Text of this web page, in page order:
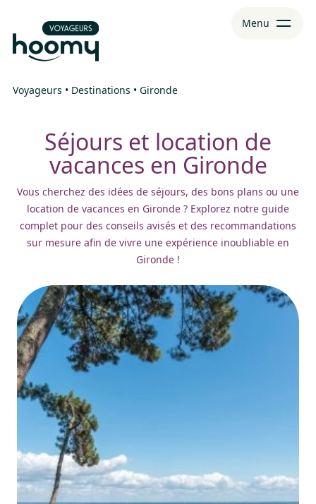
au
menu
contenu
Menu
Voyageurs • Destinations • Gironde
Séjours et location de
vacances en Gironde
Vous cherchez des idées de séjours, des bons plans ou une
location de vacances en Gironde ? Explorez notre guide
complet pour des conseils avisés et des recommandations
sur mesure afin de vivre une expérience inoubliable en
Gironde !